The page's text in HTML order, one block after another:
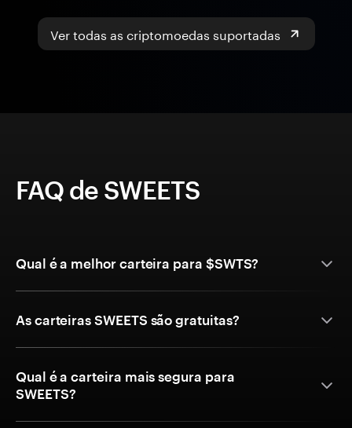
Ver todas as criptomoedas suportadas
FAQ de SWEETS
Qual é a melhor carteira para $SWTS?
As carteiras SWEETS são gratuitas?
Qual é a carteira mais segura para
SWEETS?